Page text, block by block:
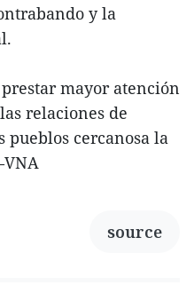
y la
mayor atención
relaciones de
cercanosa la
source